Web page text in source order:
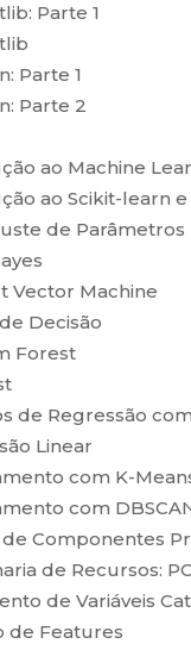
Parte 1
Parte 1
Parte 2
ao Machine
ao Scikit-learn e
de Parâmetros
Vector Machine
Decisão
Forest
de Regressão
Linear
com K-
com
Componentes
de Recursos:
de Variáveis
de Features